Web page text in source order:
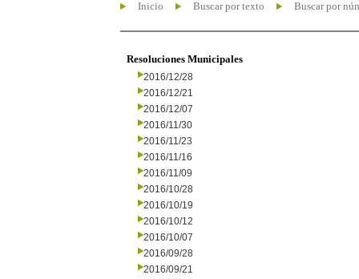
Inicio Buscar por texto Buscar por
Resoluciones Municipales
2016/12/28
2016/12/21
2016/12/07
2016/11/30
2016/11/23
2016/11/16
2016/11/09
2016/10/28
2016/10/19
2016/10/12
2016/10/07
2016/09/28
2016/09/21